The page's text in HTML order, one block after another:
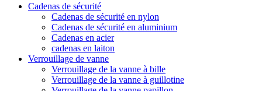
Cadenas de sécurité
Cadenas de sécurité en nylon
Cadenas de sécurité en aluminium
Cadenas en acier
cadenas en laiton
Verrouillage de vanne
Verrouillage de la vanne à bille
Verrouillage de la vanne à guillotine